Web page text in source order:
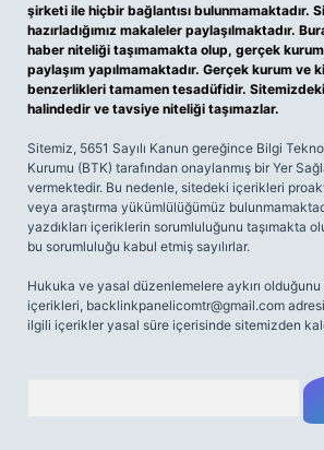
şirketi ile hiçbir bağlantısı bulunmamaktadır.
hazırladığımız makaleler paylaşılmaktadır.
haber niteliği taşımamakta olup, gerçek
paylaşım yapılmamaktadır. Gerçek kurum ve
benzerlikleri tamamen tesadüfidir.
halindedir ve tavsiye niteliği taşımazlar.
Sitemiz, 5651 Sayılı Kanun gereğince Bilgi
Kurumu (BTK) tarafından onaylanmış bir Yer
vermektedir. Bu nedenle, sitedeki içerikleri
veya araştırma yükümlülüğümüz
yazdıkları içeriklerin sorumluluğunu taşımakta
bu sorumluluğu kabul etmiş sayılırlar.
Hukuka ve yasal düzenlemelere aykırı
içerikleri, backlinkpanelicomtr@gmail.com
ilgili içerikler yasal süre içerisinde sitemizden